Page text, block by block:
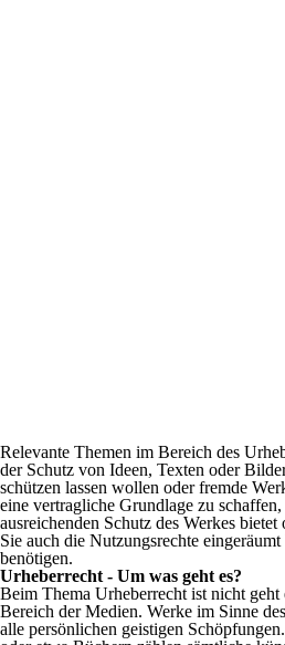
Relevante Themen im Bereich des
der Schutz von Ideen, Texten oder
schützen lassen wollen oder fremde
eine vertragliche Grundlage zu
ausreichenden Schutz des Werkes bietet
Sie auch die Nutzungsrechte
benötigen.
Urheberrecht - Um was geht es?
Beim Thema Urheberrecht ist nicht geht
Bereich der Medien. Werke im Sinne
alle persönlichen geistigen